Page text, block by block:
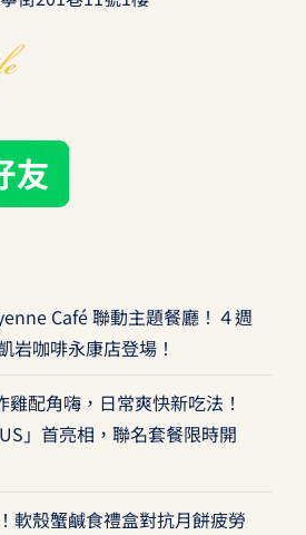
Café 聯動主題餐廳！４週
岩咖啡永康店登場！
配角嗨，日常爽快新吃法！
」首亮相，聯名套餐限時開
軟殼蟹鹹食禮盒對抗月餅疲勞